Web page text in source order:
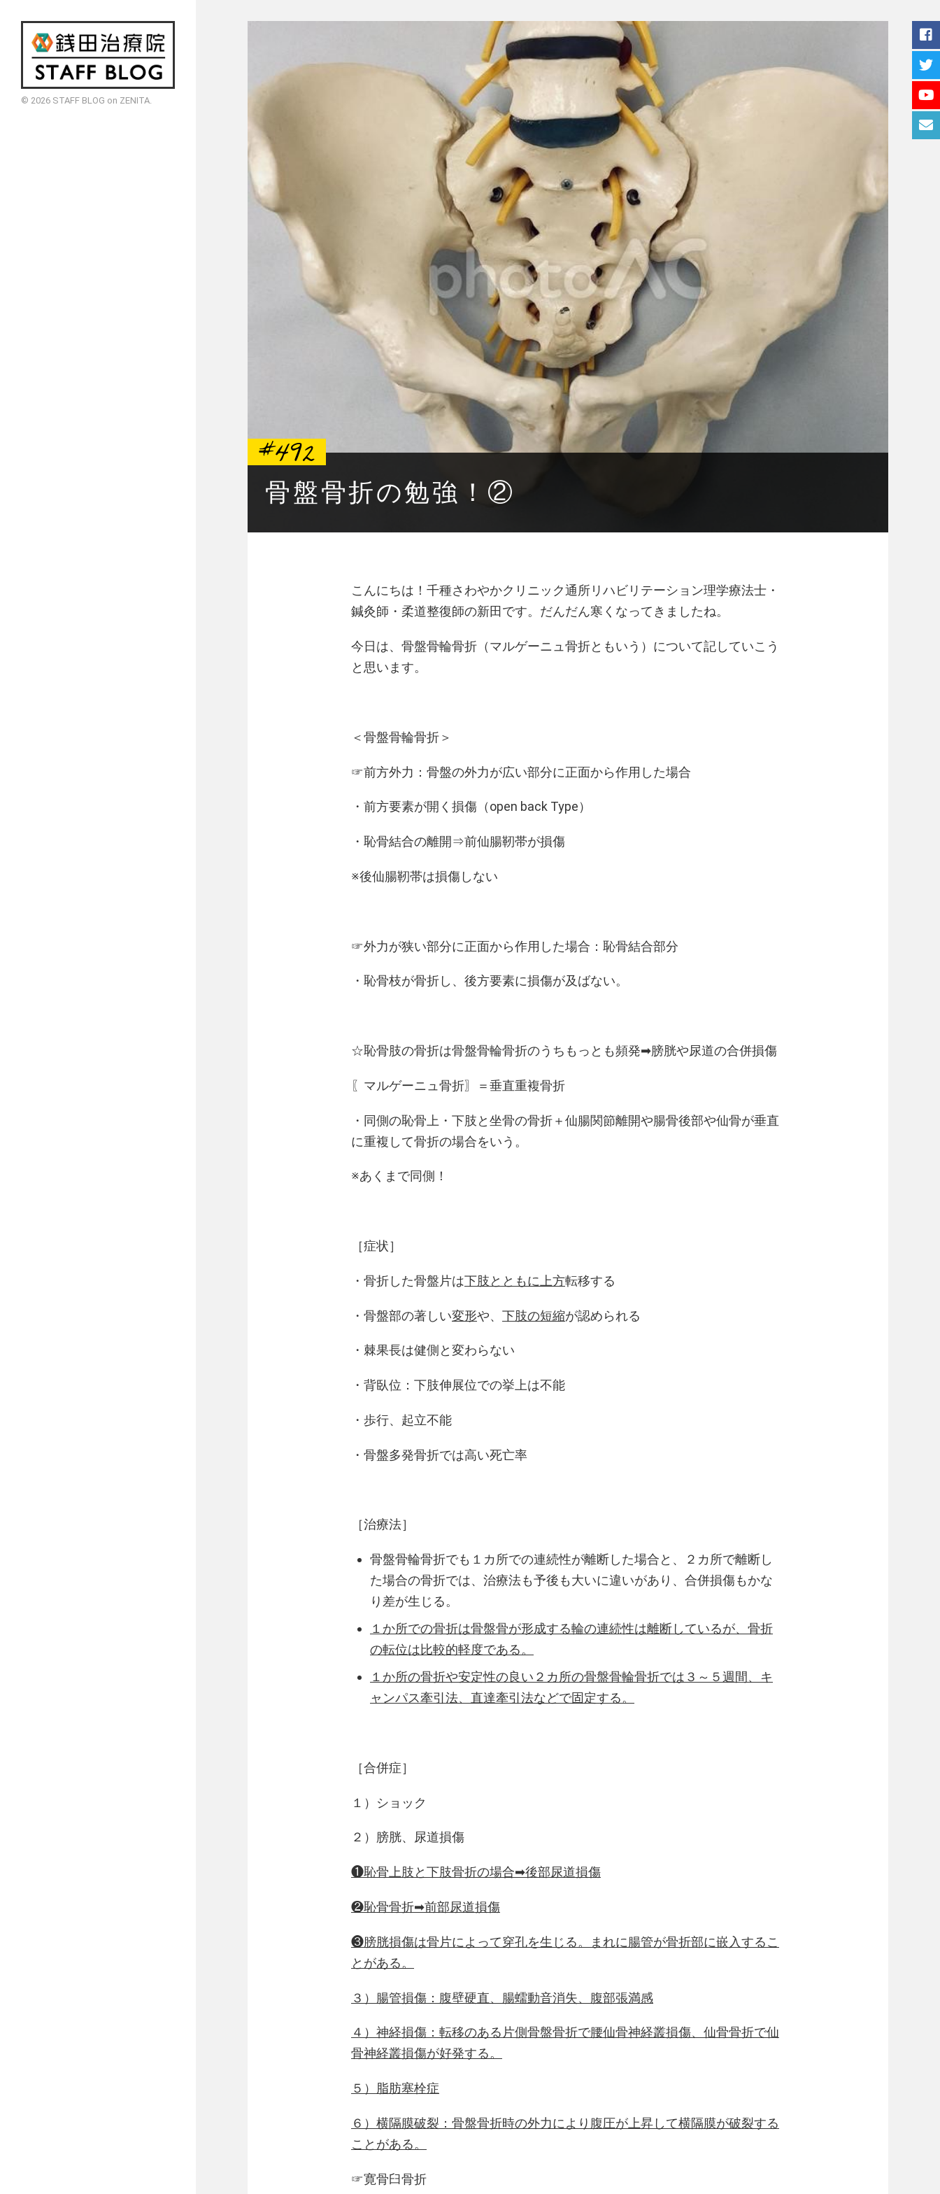
© 2026 STAFF BLOG on ZENITA.
#492
骨盤骨折の勉強！②
こんにちは！千種さわやかクリニック通所リハビリテーション理学療法士・
鍼灸師・柔道整復師の新田です。だんだん寒くなってきましたね。
今日は、骨盤骨輪骨折（マルゲーニュ骨折ともいう）について記していこう
と思います。
＜骨盤骨輪骨折＞
☞前方外力：骨盤の外力が広い部分に正面から作用した場合
・前方要素が開く損傷（open back Type）
・恥骨結合の離開⇒前仙腸靭帯が損傷
※後仙腸靭帯は損傷しない
☞外力が狭い部分に正面から作用した場合：恥骨結合部分
・恥骨枝が骨折し、後方要素に損傷が及ばない。
☆恥骨肢の骨折は骨盤骨輪骨折のうちもっとも頻発➡膀胱や尿道の合併損傷
〖マルゲーニュ骨折〗＝垂直重複骨折
・同側の恥骨上・下肢と坐骨の骨折＋仙腸関節離開や腸骨後部や仙骨が垂直
に重複して骨折の場合をいう。
※あくまで同側！
［症状］
・骨折した骨盤片は下肢とともに上方転移する
・骨盤部の著しい変形や、 下肢の短縮が認められる
・棘果長は健側と変わらない
・背臥位：下肢伸展位での挙上は不能
・歩行、起立不能
・骨盤多発骨折では高い死亡率
［治療法］
骨盤骨輪骨折でも１カ所での連続性が離断した場合と、２カ所で離断し
た場合の骨折では、治療法も予後も大いに違いがあり、合併損傷もかな
り差が生じる。
１か所での骨折は骨盤骨が形成する輪の連続性は離断しているが、骨折
の転位は比較的軽度である。
１か所の骨折や安定性の良い２カ所の骨盤骨輪骨折では３～５週間、キ
ャンパス牽引法、直達牽引法などで固定する。
［合併症］
１）ショック
２）膀胱、尿道損傷
❶恥骨上肢と下肢骨折の場合➡後部尿道損傷
❷恥骨骨折➡前部尿道損傷
❸膀胱損傷は骨片によって穿孔を生じる。まれに腸管が骨折部に嵌入するこ
とがある。
３）腸管損傷：腹壁硬直、腸蠕動音消失、腹部張満感
４）神経損傷：転移のある片側骨盤骨折で腰仙骨神経叢損傷、仙骨骨折で仙
骨神経叢損傷が好発する。
５）脂肪塞栓症
６）横隔膜破裂：骨盤骨折時の外力により腹圧が上昇して横隔膜が破裂する
ことがある。
☞寛骨臼骨折